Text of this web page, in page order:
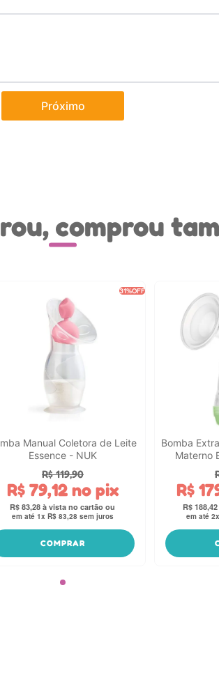
Próximo
comprou
31%OFF
Manual Coletora de Leite
Essence - NUK
R$ 119,90
R$ 79,12no pix
R$ 83,28
em até 1x R$ 83,28 sem juros
COMPRAR
Bomba
Materno
R$
R$ 188,42
em até2